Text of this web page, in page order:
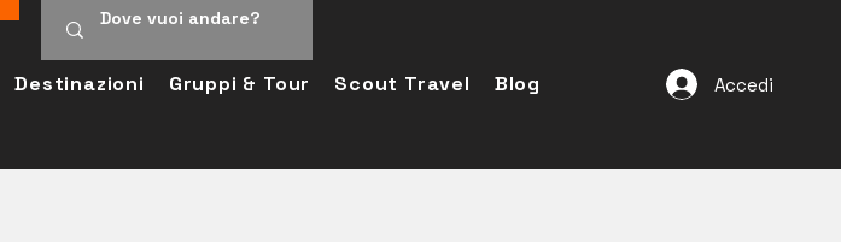
Destinazioni Gruppi & Tour Scout Travel
Blog
Accedi